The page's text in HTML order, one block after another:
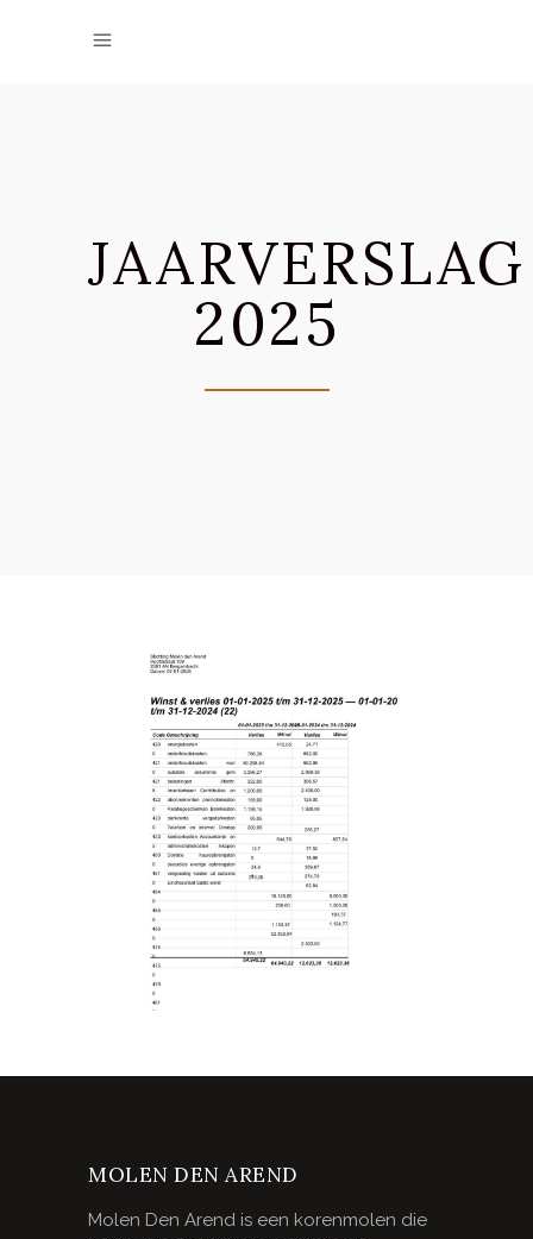
JAARVERSLAG
2025
MOLEN DEN AREND
Molen Den Arend is een korenmolen die